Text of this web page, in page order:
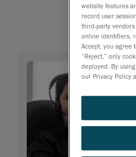
website features
record user
third-party
online identifiers,
Accept, you agree
“Reject,” only
deployed. By
our Privacy Policy